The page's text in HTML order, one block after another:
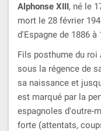
Alphonse XIII, né le
mort le 28 février
d'Espagne de 1886 à
Fils posthume du roi
sous la régence de
sa naissance et
est marqué par la
espagnoles d'outre-
forte (attentats,